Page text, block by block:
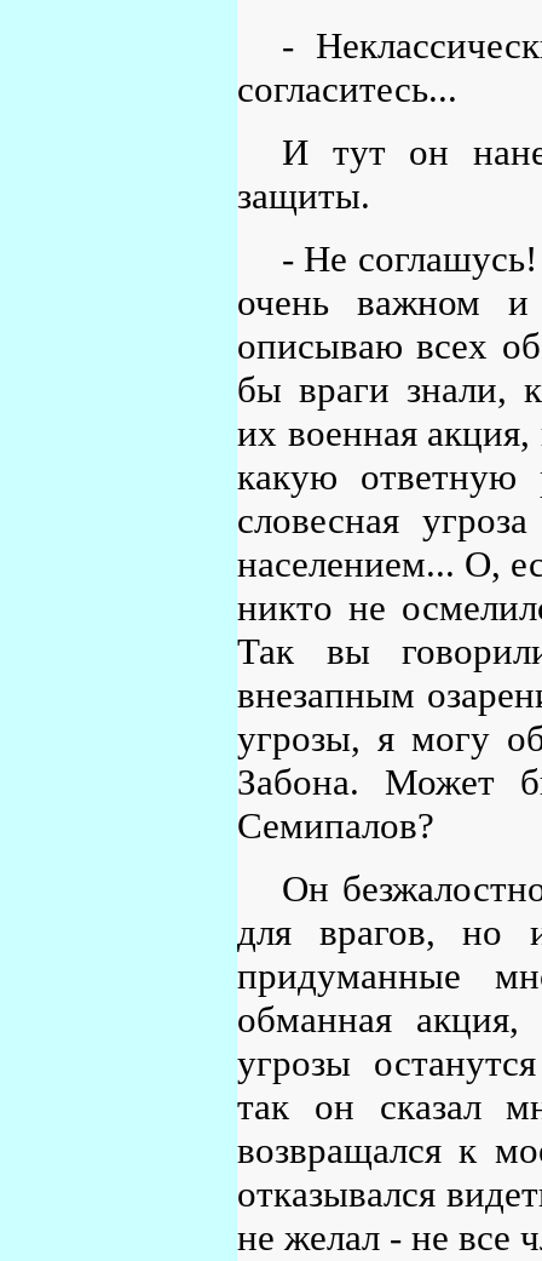
-
согласитесь...
И тут он
защиты.
- Не
очень важном и
описываю всех
бы враги знали,
их военная
какую ответную
словесная
населением... О,
никто не
Так вы
внезапным
угрозы, я могу
Забона. Может
Семипалов?
Он
для врагов, но
придуманные
обманная
угрозы
так он сказал
возвращался к
отказывался
не желал - не все